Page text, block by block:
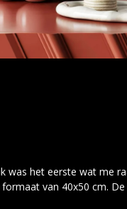
was het eerste wat me
van 40x50 cm.